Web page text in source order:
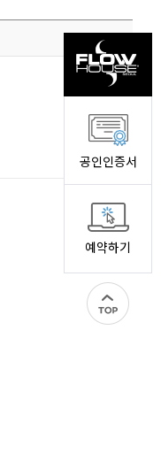
공인인증서
예약하기